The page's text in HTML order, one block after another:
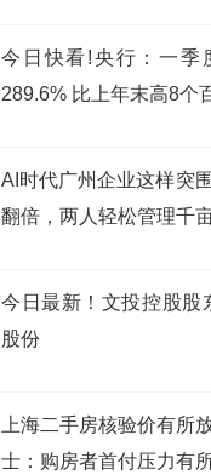
今日快看!央行：一季
289.6% 比上年末高8个
AI时代广州企业这样突
翻倍，两人轻松管理千
今日最新！文投控股股
股份
上海二手房核验价有所
士：购房者首付压力有